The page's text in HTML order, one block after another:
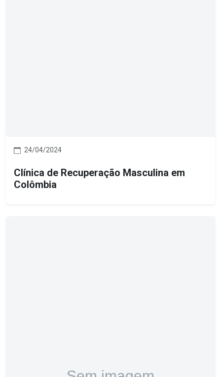
24/04/2024
Clínica de Recuperação Masculina em
Colômbia